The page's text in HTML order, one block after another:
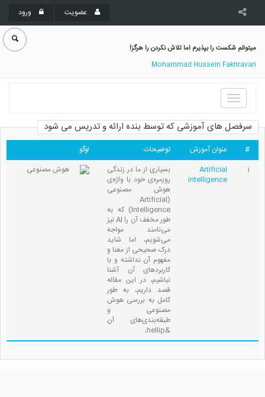
عضویت ورود
میتوانم شکست را بپذیرم اما تلاش نکردن را هرگز!
Mohammad Hussein Fakhravari
Toggle
navigation
سرفصل های آموزشی که توسط بنده ارائه و تدریس می شود
# عنوان آموزش توضیحات
لوگو
1
Artificial
intelligence
بسیاری از ما در زندگی
روزمره‌ی خود با واژه‌ی
هوش مصنوعی
(Artificial
Intelligence) که به
طور مخفف آن را AI نیز
می‌نامند مواجه
می‌شویم، اما شاید
درک صحیحی از معنا و
مفهوم آن نداشته و با
کاربردهای آن آشنا
نباشیم، در این مقاله
قصد داریم، به طور
کامل به بررسی هوش
مصنوعی و
طبقه‌بندی‌های آن
&hellip;